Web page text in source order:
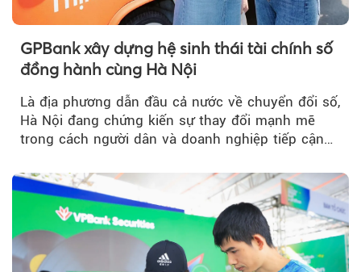
GPBank xây dựng hệ sinh thái tài chính số
đồng hành cùng Hà Nội
Là địa phương dẫn đầu cả nước về chuyển đổi số,
Hà Nội đang chứng kiến sự thay đổi mạnh mẽ
trong cách người dân và doanh nghiệp tiếp cận